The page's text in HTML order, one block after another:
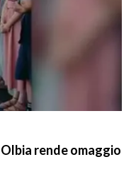
rende omaggio